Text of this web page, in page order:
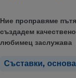
Ние проправяме
създадем
любимец заслужава
Съставки,